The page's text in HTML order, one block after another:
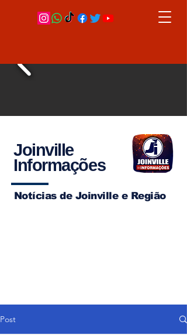
Joinville
Informações
Notícias de Joinville e Região
Post